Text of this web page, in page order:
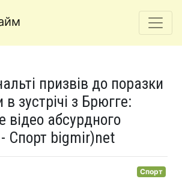
призвів до поразки
зустрічі з Брюгге:
відео абсурдного
Спорт bigmir)net
Спорт